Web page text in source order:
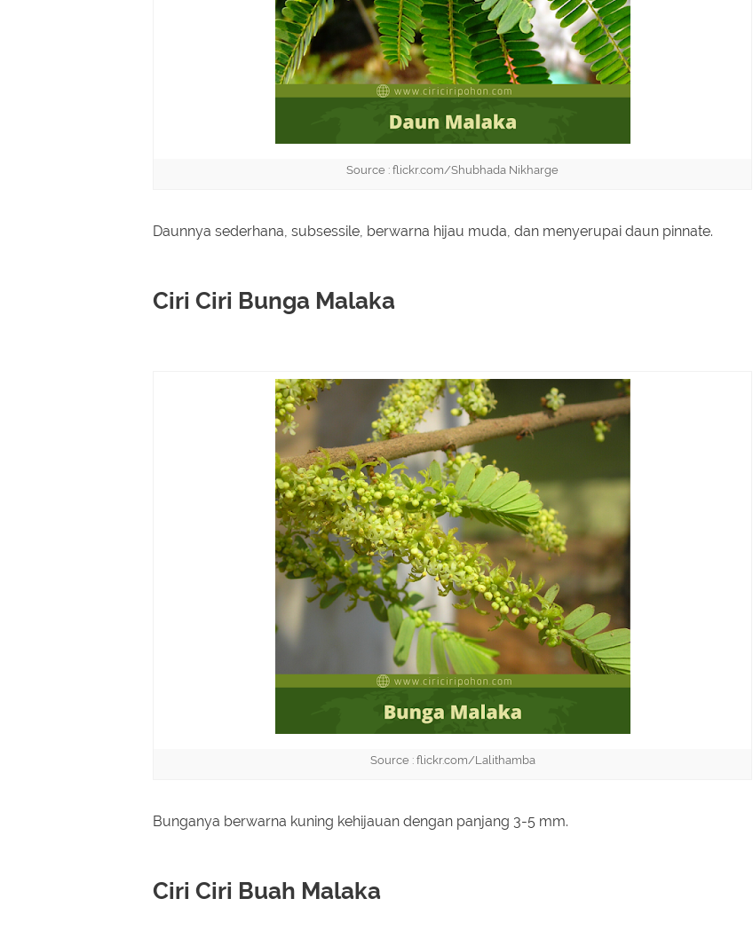
Source : flickr.com/Shubhada Nikharge
Daunnya sederhana, subsessile, berwarna hijau muda, dan menyerupai daun pinnate.
Ciri Ciri Bunga Malaka
Source : flickr.com/Lalithamba
Bunganya berwarna kuning kehijauan dengan panjang 3-5 mm.
Ciri Ciri Buah Malaka